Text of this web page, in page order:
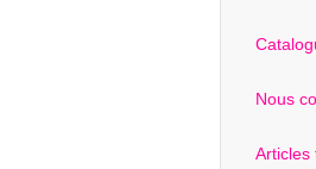
Nous
Articles